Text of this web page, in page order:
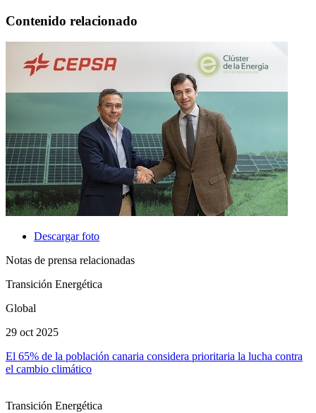
Contenido relacionado
Descargar foto
Notas de prensa relacionadas
Transición Energética
Global
29 oct 2025
El 65% de la población canaria considera prioritaria la lucha contra
el cambio climático
Transición Energética